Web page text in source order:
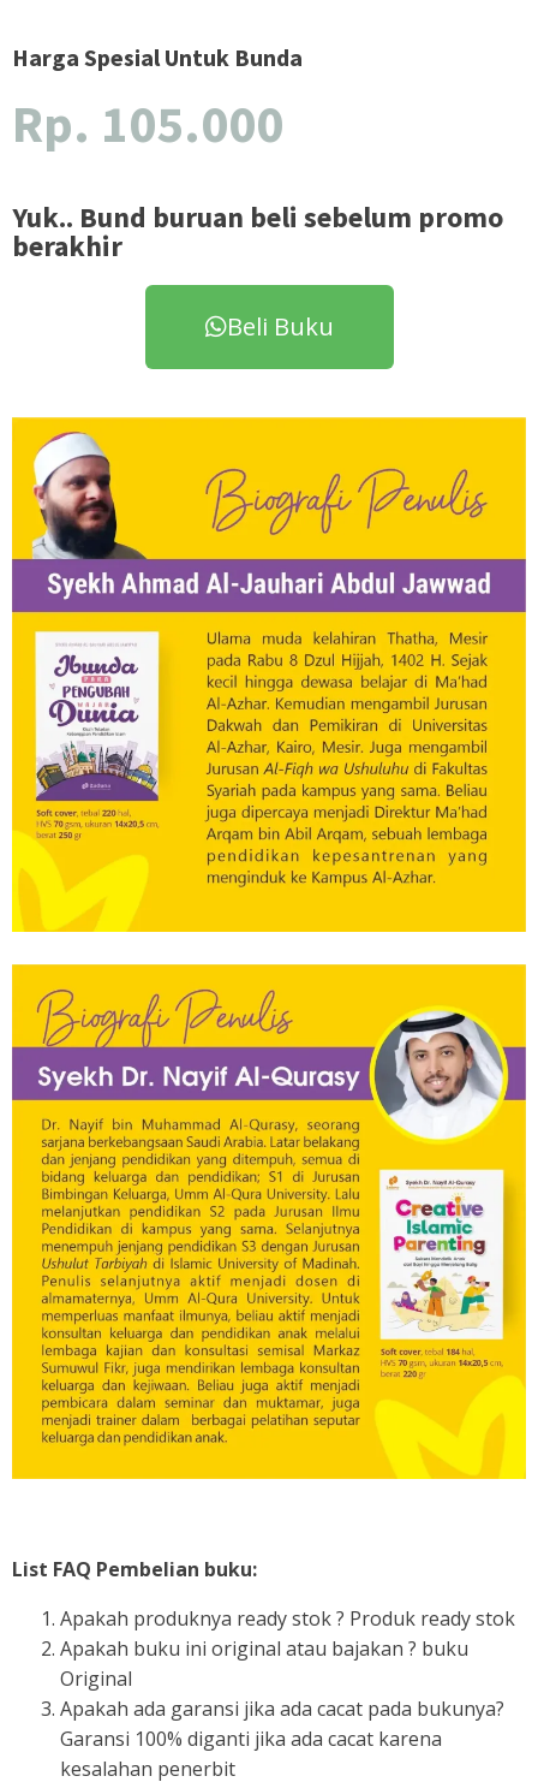
Harga Spesial Untuk Bunda
Rp. 105.000
Yuk.. Bund buruan beli sebelum promo
berakhir
Beli Buku
List FAQ Pembelian buku:
Apakah produknya ready stok ? Produk ready stok
Apakah buku ini original atau bajakan ? buku
Original
Apakah ada garansi jika ada cacat pada bukunya?
Garansi 100% diganti jika ada cacat karena
kesalahan penerbit